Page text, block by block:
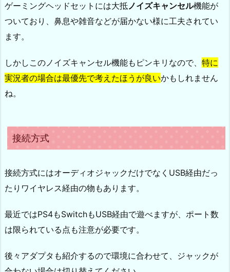
ゲーミングヘッドセットには大抵ノイズキャンセル機能が
ついており、鼻息や雑音などが届かない様に工夫されてい
ます。
しかしこのノイズキャンセル機能もピンキリなので、 特に
実況者の場合は最優先で考えたほうが良いかもしれません
ね。
接続方式
接続方式にはオーディオジャックだけでなくUSB経由だっ
たりワイヤレス経由の物もあります。
最近ではPS4もSwitchもUSB経由で遊べますが、ポート数
は限られている点も注意が必要です。
後々アダプタも紹介するので環境に合わせて、ジャックが